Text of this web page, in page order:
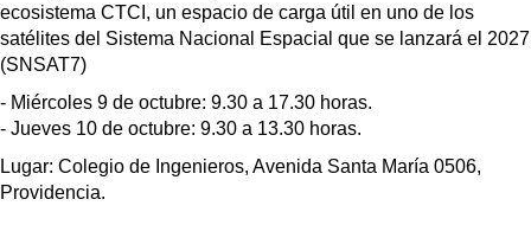
ecosistema CTCI, un espacio de carga útil en uno de los
satélites del Sistema Nacional Espacial que se lanzará el 2027
(SNSAT7)
- Miércoles 9 de octubre: 9.30 a 17.30 horas.
- Jueves 10 de octubre: 9.30 a 13.30 horas.
Lugar: Colegio de Ingenieros, Avenida Santa María 0506,
Providencia.